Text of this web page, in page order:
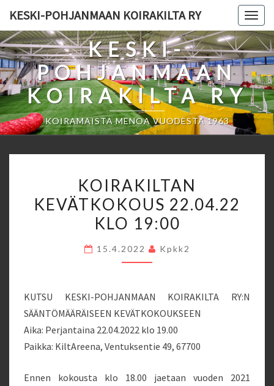
content
KESKI-POHJANMAAN KOIRAKILTA RY
KESKI-
POHJANMAAN
KOIRAKILTA RY
KOIRAMAISTA MENOA VUODESTA 1963
KEVÄTKOKOUS
22.04.22
KLO
KOIRAKILTAN
KEVÄTKOKOUS 22.04.22
KLO 19:00
15.4.2022 Kpkk2
KUTSU KESKI-POHJANMAAN KOIRAKILTA RY:N
SÄÄNTÖMÄÄRÄISEEN KEVÄTKOKOUKSEEN
Aika: Perjantaina 22.04.2022 klo 19.00
Paikka: KiltAreena, Ventuksentie 49, 67700
Ennen kokousta klo 18.00 jaetaan vuoden 2021